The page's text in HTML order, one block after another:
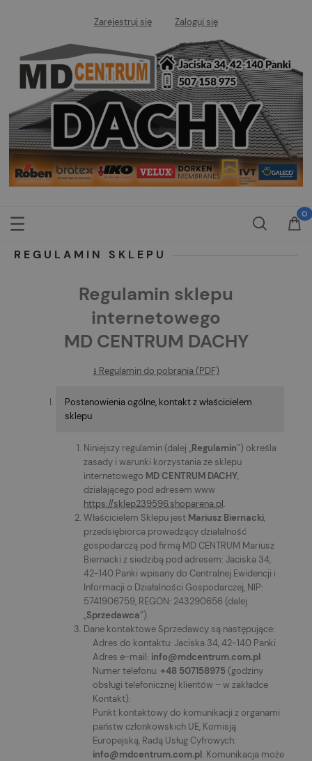
Zarejestruj się Zaloguj się
REGULAMIN SKLEPU
Regulamin sklepu
internetowego
MD CENTRUM DACHY
⭳ Regulamin do pobrania (PDF)
Postanowienia ogólne, kontakt z właścicielem
sklepu
Niniejszy regulamin (dalej „Regulamin”) określa
zasady i warunki korzystania ze sklepu
internetowego MD CENTRUM DACHY,
działającego pod adresem www
https://sklep239596.shoparena.pl.
Właścicielem Sklepu jest Mariusz Biernacki,
przedsiębiorca prowadzący działalność
gospodarczą pod firmą MD CENTRUM Mariusz
Biernacki z siedzibą pod adresem: Jaciska 34,
42-140 Panki wpisany do Centralnej Ewidencji i
Informacji o Działalności Gospodarczej, NIP:
5741906759, REGON: 243290656 (dalej
„Sprzedawca”).
Dane kontaktowe Sprzedawcy są następujące:
Adres do kontaktu: Jaciska 34, 42-140 Panki
Adres e-mail: info@mdcentrum.com.pl
Numer telefonu: +48 507158975(godziny
obsługi telefonicznej klientów – w zakładce
Kontakt).
Punkt kontaktowy do komunikacji z organami
państw członkowskich UE, Komisją
Europejską, Radą Usług Cyfrowych:
info@mdcentrum.com.pl. Komunikacja może